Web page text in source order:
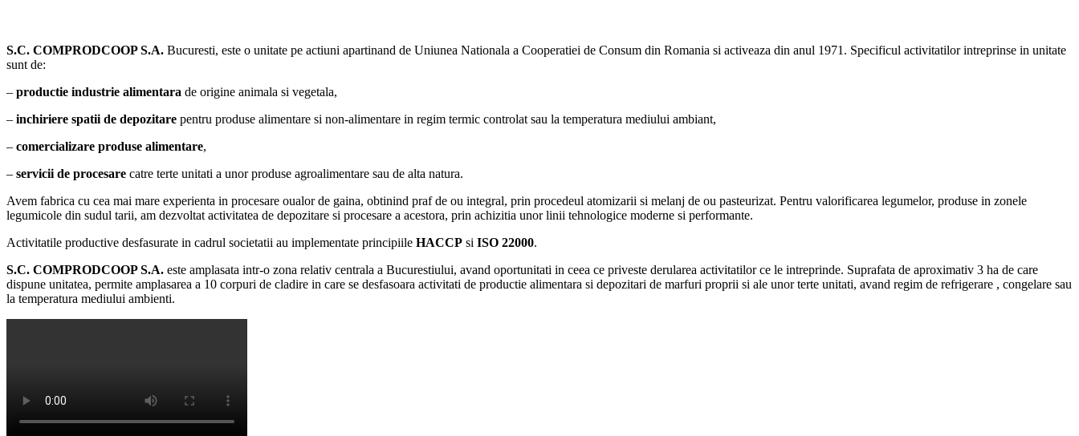
S.C. COMPRODCOOP S.A. Bucuresti, este o unitate pe actiuni apartinand de Uniunea Nationala a Cooperatiei de Consum din Romania si activeaza din anul 1971. Specificul activitatilor intreprinse in unitate
sunt de:
– productie industrie alimentara de origine animala si vegetala,
– inchiriere spatii de depozitare pentru produse alimentare si non-alimentare in regim termic controlat sau la temperatura mediului ambiant,
– comercializare produse alimentare,
– servicii de procesare catre terte unitati a unor produse agroalimentare sau de alta natura.
Avem fabrica cu cea mai mare experienta in procesare oualor de gaina, obtinind praf de ou integral, prin procedeul atomizarii si melanj de ou pasteurizat. Pentru valorificarea legumelor, produse in zonele
legumicole din sudul tarii, am dezvoltat activitatea de depozitare si procesare a acestora, prin achizitia unor linii tehnologice moderne si performante.
Activitatile productive desfasurate in cadrul societatii au implementate principiile HACCP si ISO 22000.
S.C. COMPRODCOOP S.A. este amplasata intr-o zona relativ centrala a Bucurestiului, avand oportunitati in ceea ce priveste derularea activitatilor ce le intreprinde. Suprafata de aproximativ 3 ha de care
dispune unitatea, permite amplasarea a 10 corpuri de cladire in care se desfasoara activitati de productie alimentara si depozitari de marfuri proprii si ale unor terte unitati, avand regim de refrigerare , congelare sau
la temperatura mediului ambienti.